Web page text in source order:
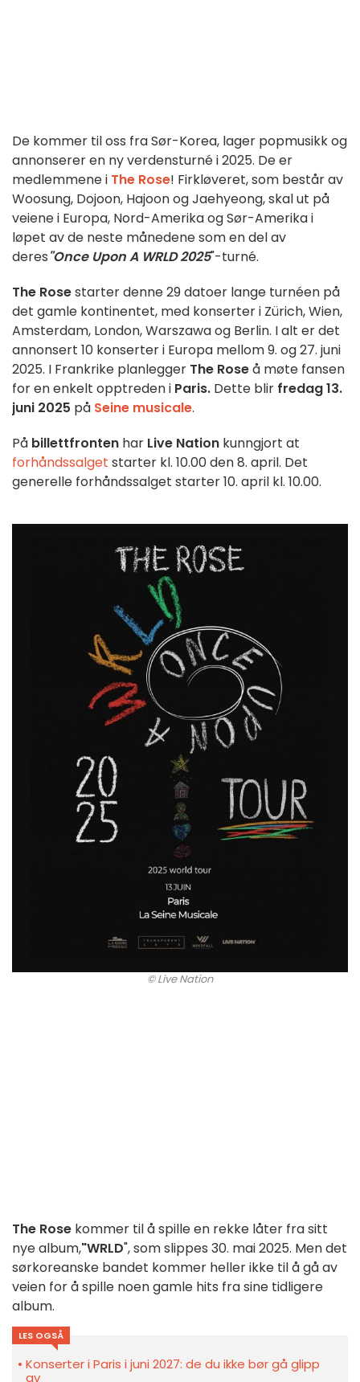
De kommer til oss fra Sør-Korea, lager popmusikk og
annonserer en ny verdensturné i 2025. De er
medlemmene i The Rose! Firkløveret, som består av
Woosung, Dojoon, Hajoon og Jaehyeong, skal ut på
veiene i Europa, Nord-Amerika og Sør-Amerika i
løpet av de neste månedene som en del av
deres"Once Upon A WRLD 2025"-turné.
The Rosestarter denne 29 datoer lange turnéen på
det gamle kontinentet, med konserter i Zürich, Wien,
Amsterdam, London, Warszawa og Berlin. I alt er det
annonsert 10 konserter i Europa mellom 9. og 27. juni
2025. I Frankrike planlegger The Roseå møte fansen
for en enkelt opptreden i Paris. Dette blir fredag 13.
juni 2025 på Seine musicale.
På billettfronten har Live Nation kunngjort at
forhåndssalget starter kl. 10.00 den 8. april. Det
generelle forhåndssalget starter 10. april kl. 10.00.
© Live Nation
The Rose kommer til å spille en rekke låter fra sitt
nye album,"WRLD", som slippes 30. mai 2025. Men det
sørkoreanske bandet kommer heller ikke til å gå av
veien for å spille noen gamle hits fra sine tidligere
album.
LES OGSÅ
Konserter i Paris i juni 2027: de du ikke bør gå glipp
av